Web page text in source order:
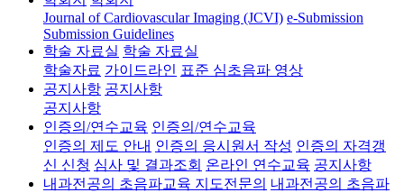
Journal of Cardiovascular Imaging (JCVI) e-Submission
Submission Guidelines
학술 자료실 학술 자료실
학술자료 가이드라인 표준 심초음파 영상
공지사항 공지사항
공지사항
인증의/연수교육 인증의/연수교육
인증의 제도 안내 인증의 응시원서 작성 인증의 자격갱
신 신청 심사 및 결과조회 온라인 연수교육 공지사항
내과전공의 초음파교육 지도전문의 내과전공의 초음파